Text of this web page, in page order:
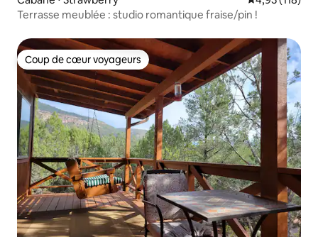
Terrasse meublée : studio romantique fraise/pin !
Coup de cœur voyageurs
Coup de cœur voyageurs